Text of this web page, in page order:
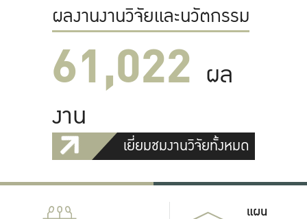
ผลงานงานวิจัยและนวัตกรรม
61,022 ผล
งาน
เยี่ยมชมงานวิจัยทั้งหมด
แผน